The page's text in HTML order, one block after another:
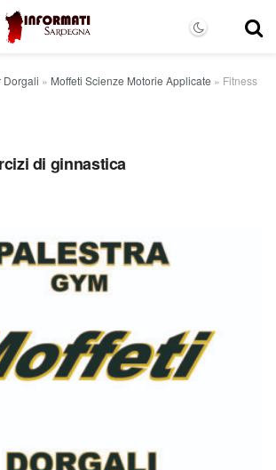
Dorgali » Moffeti Scienze Motorie Applicate » Fitness
di ginnastica